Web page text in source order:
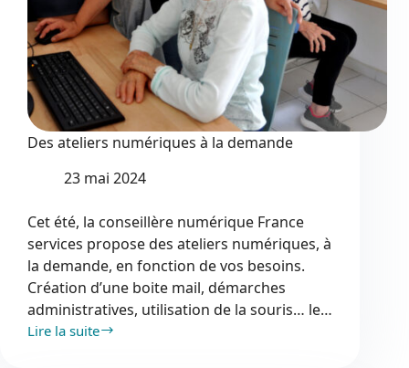
Des ateliers numériques à la demande
23 mai 2024
Cet été, la conseillère numérique France
services propose des ateliers numériques, à
la demande, en fonction de vos besoins.
Création d’une boite mail, démarches
administratives, utilisation de la souris… le…
Lire la suite
Des